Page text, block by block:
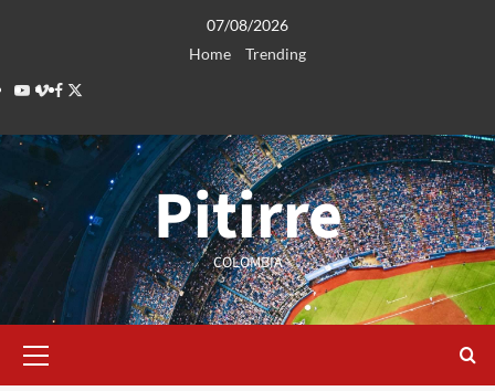
07/08/2026
Home
Trending
Youtube
Vimeo
Facebook
Twitter
Pitirre
COLOMBIA
primario